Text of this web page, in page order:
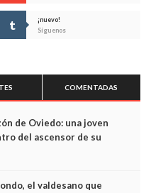
¡nuevo!
Síguenos
COMENTADAS
de Oviedo: una joven
del ascensor de su
captan sus últimos minutos
el valdesano que